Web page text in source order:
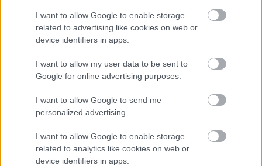
I want to allow Google to enable storage
related to advertising like cookies on web or
device identifiers in apps.
I want to allow my user data to be sent to
Google for online advertising purposes.
I want to allow Google to send me
personalized advertising.
I want to allow Google to enable storage
related to analytics like cookies on web or
device identifiers in apps.
Skate Moss, esetleg Skate Upton?
HorvathL•2012. június 19.
Akit Kate-nek hívnak, az elég közel áll a
Moss nevű projekt egy elütésből jött létre és egész
érdekes dolog született belőle. Kate Moss képeit
lenne helye a piacon,…